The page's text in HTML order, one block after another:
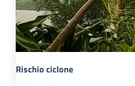
Rischio ciclone